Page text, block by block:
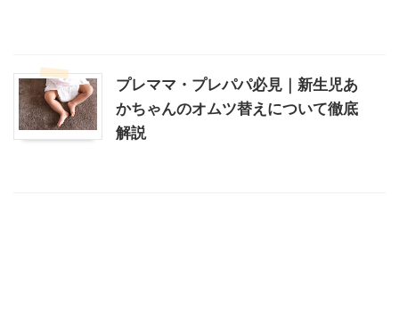
プレママ・プレパパ必見｜新生児あ
かちゃんのオムツ替えについて徹底
解説